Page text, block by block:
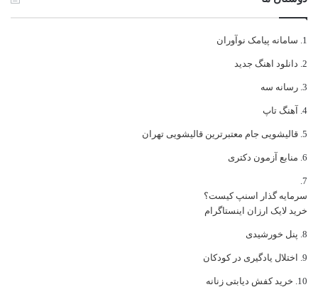
سامانه پیامک نوآوران
دانلود اهنگ جدید
رسانه سه
آهنگ تاپ
قالیشویی جام معتبرترین قالیشویی تهران
منابع آزمون دکتری
سرمایه گذار اسنپ کیست؟
خرید لایک ارزان اینستاگرام
پنل خورشیدی
اختلال یادگیری در کودکان
خرید کفش دیابتی زنانه